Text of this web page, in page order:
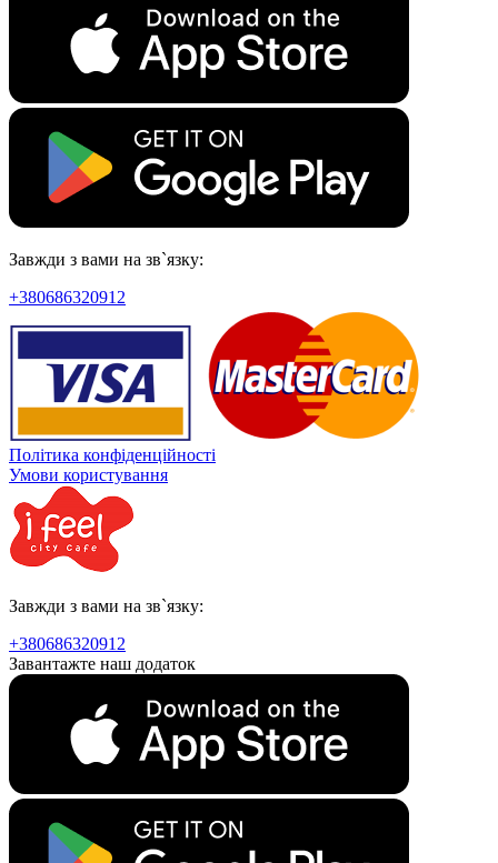
Завжди з вами на зв`язку:
+380686320912
Політика конфіденційності
Умови користування
Завжди з вами на зв`язку:
+380686320912
Завантажте наш додаток